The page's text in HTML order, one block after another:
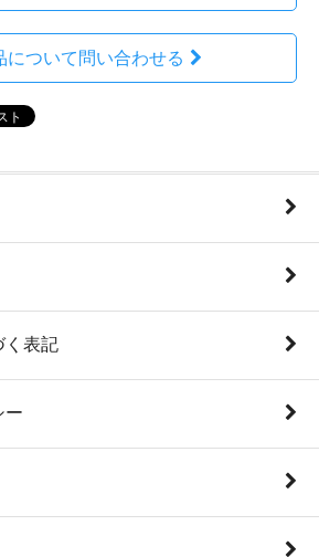
について問い合わせる
く表記
ー